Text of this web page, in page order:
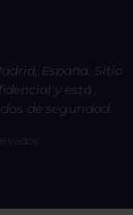
España. Sitio
y está
de seguridad.